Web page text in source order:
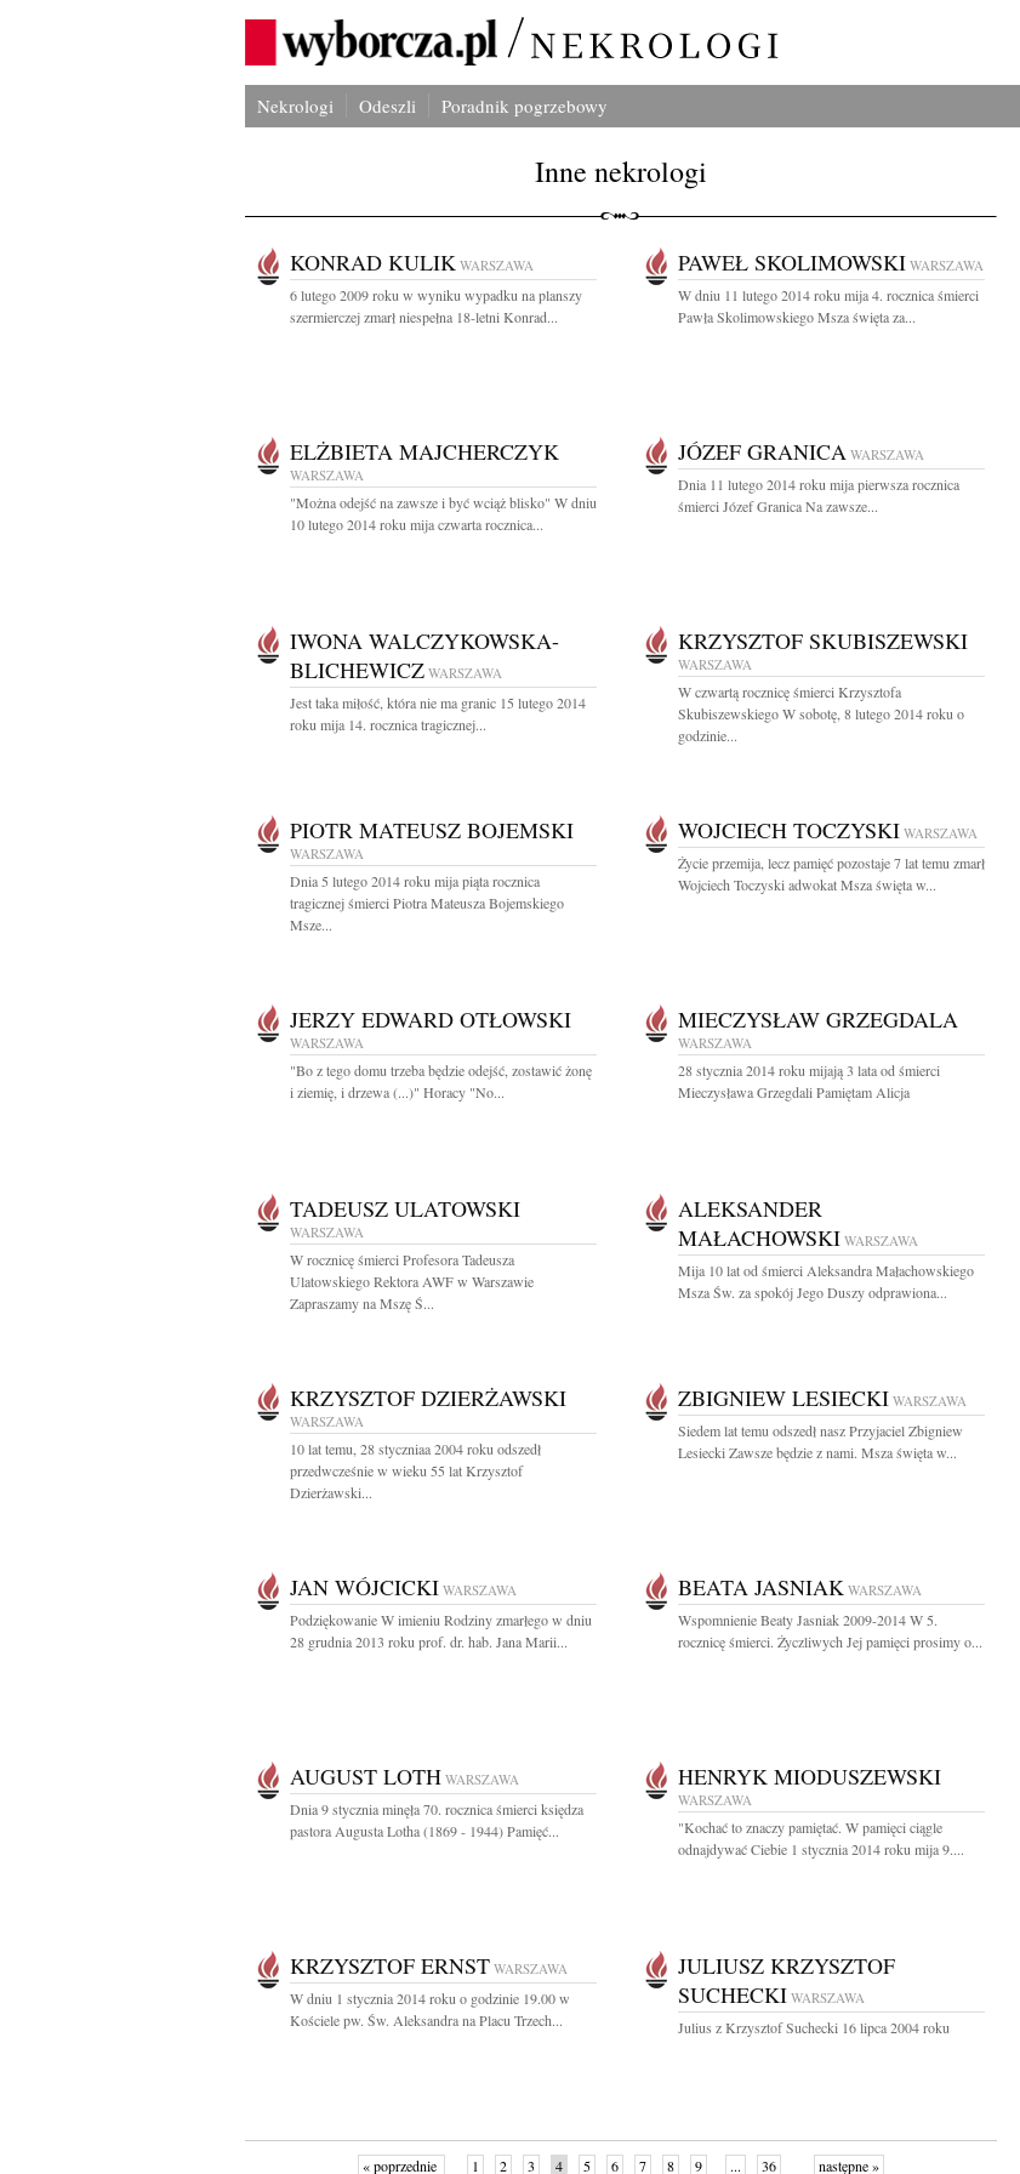
Nekrologi Odeszli Poradnik pogrzebowy
Inne nekrologi
KONRAD KULIK WARSZAWA
6 lutego 2009 roku w wyniku wypadku na planszy
szermierczej zmarł niespełna 18-letni Konrad...
PAWEŁ SKOLIMOWSKI WARSZAWA
W dniu 11 lutego 2014 roku mija 4. rocznica śmierci
Pawła Skolimowskiego Msza święta za...
ELŻBIETA MAJCHERCZYK
WARSZAWA
"Można odejść na zawsze i być wciąż blisko" W dniu
10 lutego 2014 roku mija czwarta rocznica...
JÓZEF GRANICA WARSZAWA
Dnia 11 lutego 2014 roku mija pierwsza rocznica
śmierci Józef Granica Na zawsze...
IWONA WALCZYKOWSKA-
BLICHEWICZ WARSZAWA
Jest taka miłość, która nie ma granic 15 lutego 2014
roku mija 14. rocznica tragicznej...
KRZYSZTOF SKUBISZEWSKI
WARSZAWA
W czwartą rocznicę śmierci Krzysztofa
Skubiszewskiego W sobotę, 8 lutego 2014 roku o
godzinie...
PIOTR MATEUSZ BOJEMSKI
WARSZAWA
Dnia 5 lutego 2014 roku mija piąta rocznica
tragicznej śmierci Piotra Mateusza Bojemskiego
Msze...
WOJCIECH TOCZYSKI WARSZAWA
Życie przemija, lecz pamięć pozostaje 7 lat temu zmarł
Wojciech Toczyski adwokat Msza święta w...
JERZY EDWARD OTŁOWSKI
WARSZAWA
"Bo z tego domu trzeba będzie odejść, zostawić żonę
i ziemię, i drzewa (...)" Horacy "No...
MIECZYSŁAW GRZEGDALA
WARSZAWA
28 stycznia 2014 roku mijają 3 lata od śmierci
Mieczysława Grzegdali Pamiętam Alicja
TADEUSZ ULATOWSKI
WARSZAWA
W rocznicę śmierci Profesora Tadeusza
Ulatowskiego Rektora AWF w Warszawie
Zapraszamy na Mszę Ś...
ALEKSANDER
MAŁACHOWSKI WARSZAWA
Mija 10 lat od śmierci Aleksandra Małachowskiego
Msza Św. za spokój Jego Duszy odprawiona...
KRZYSZTOF DZIERŻAWSKI
WARSZAWA
10 lat temu, 28 styczniaa 2004 roku odszedł
przedwcześnie w wieku 55 lat Krzysztof
Dzierżawski...
ZBIGNIEW LESIECKI WARSZAWA
Siedem lat temu odszedł nasz Przyjaciel Zbigniew
Lesiecki Zawsze będzie z nami. Msza święta w...
JAN WÓJCICKI WARSZAWA
Podziękowanie W imieniu Rodziny zmarłego w dniu
28 grudnia 2013 roku prof. dr. hab. Jana Marii...
BEATA JASNIAK WARSZAWA
Wspomnienie Beaty Jasniak 2009-2014 W 5.
rocznicę śmierci. Życzliwych Jej pamięci prosimy o...
AUGUST LOTH WARSZAWA
Dnia 9 stycznia minęła 70. rocznica śmierci księdza
pastora Augusta Lotha (1869 - 1944) Pamięć...
HENRYK MIODUSZEWSKI
WARSZAWA
"Kochać to znaczy pamiętać. W pamięci ciągle
odnajdywać Ciebie 1 stycznia 2014 roku mija 9....
KRZYSZTOF ERNST WARSZAWA
W dniu 1 stycznia 2014 roku o godzinie 19.00 w
Kościele pw. Św. Aleksandra na Placu Trzech...
JULIUSZ KRZYSZTOF
SUCHECKI WARSZAWA
Julius z Krzysztof Suchecki 16 lipca 2004 roku
« poprzednie 1 2 3 4 5 6 7 8 9 ... 36 następne »